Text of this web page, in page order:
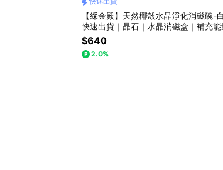
【綵金殿】天然椰殼水晶淨化消磁碗-
快速出貨｜晶石｜水晶消磁盒｜補充能
負能量｜禮物｜送禮｜生日｜生日禮物
物
$640
2.0%